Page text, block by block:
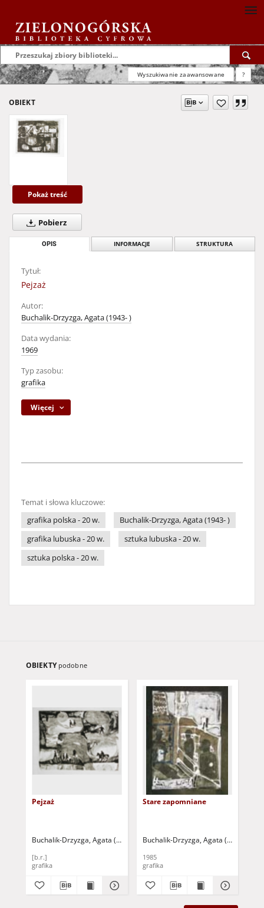
Wyszukiwanie zaawansowane ?
OBIEKT
Pokaż treść
Pobierz
OPIS INFORMACJE STRUKTURA
Tytuł:
Pejzaż
Autor:
Buchalik-Drzyzga, Agata (1943- )
Data wydania:
1969
Typ zasobu:
grafika
Więcej
Temat i słowa kluczowe:
grafika polska - 20 w.
Buchalik-Drzyzga, Agata (1943- )
grafika lubuska - 20 w.
sztuka lubuska - 20 w.
sztuka polska - 20 w.
OBIEKTY podobne
Pejzaż
Buchalik-Drzyzga, Agata (1943- )
[b.r.]
grafika
Stare zapomniane
Buchalik-Drzyzga, Agata (1943- )
1985
grafika